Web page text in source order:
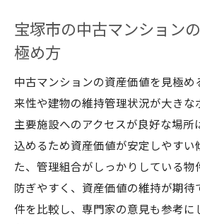
宝塚市の中古マンション
極め方
中古マンションの資産価値を見極め
来性や建物の維持管理状況が大きな
主要施設へのアクセスが良好な場所
込めるため資産価値が安定しやすい
た、管理組合がしっかりしている物
防ぎやすく、資産価値の維持が期待
件を比較し、専門家の意見も参考に